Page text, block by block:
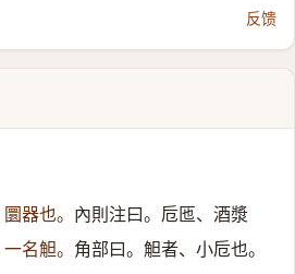
反馈
圜器也。 內則注曰。卮匜、酒漿
一名觛。 角部曰。觛者、小卮也。